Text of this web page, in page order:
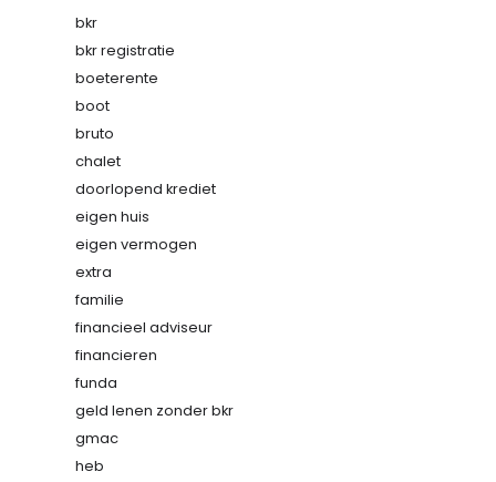
bkr
bkr registratie
boeterente
boot
bruto
chalet
doorlopend krediet
eigen huis
eigen vermogen
extra
familie
financieel adviseur
financieren
funda
geld lenen zonder bkr
gmac
heb